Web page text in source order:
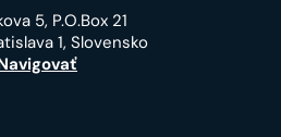
5, P.O.Box 21
1, Slovensko